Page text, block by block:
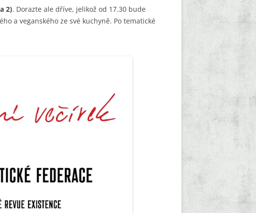
2). Dorazte ale dříve, jelikož od 17.30 bude
a veganského ze své kuchyně. Po tematické